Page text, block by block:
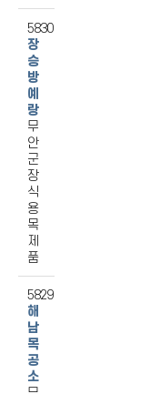
5830
장
승
방
예
랑
무
안
군
장
식
용
목
제
품
5829
해
남
목
공
소